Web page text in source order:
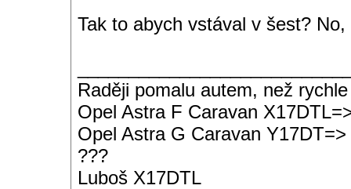
Tak to abych vstával v šest?
Raději pomalu autem, než
Opel Astra F Caravan
Opel Astra G Caravan Y17DT=>
???
Luboš X17DTL